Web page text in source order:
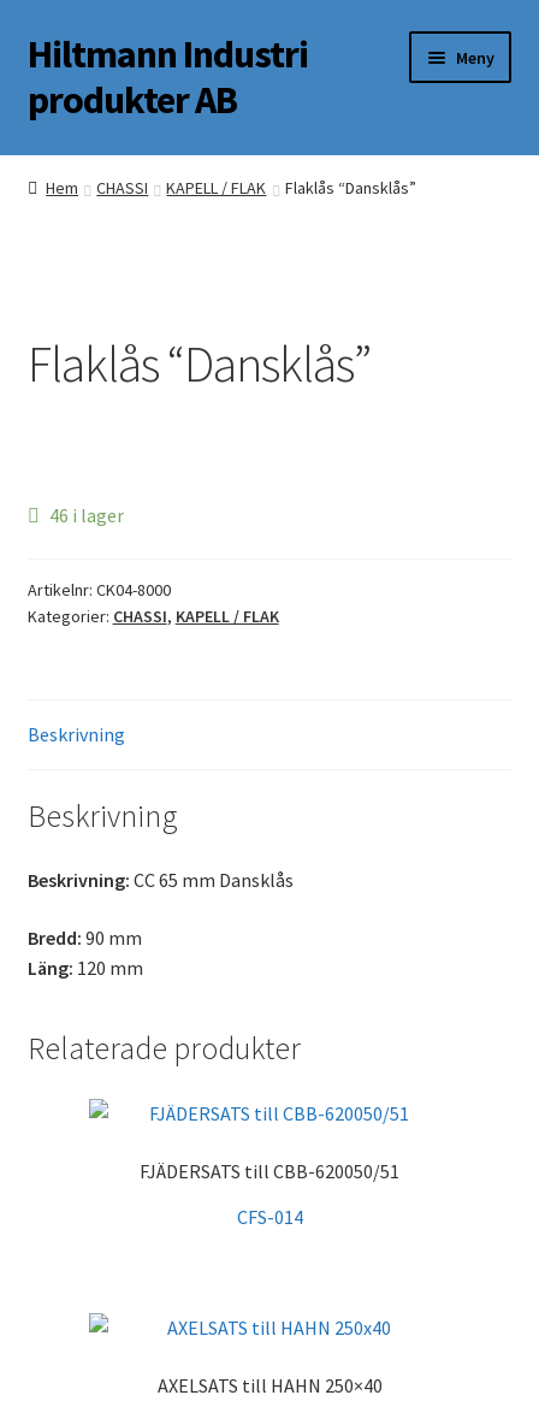
Hoppa
till
navigering
Hoppa
till
innehåll
Hiltmann Industri
produkter AB
Meny
Butik
Hem CHASSI KAPELL / FLAK Flaklås “Dansklås”
Flaklås “Dansklås”
46 i lager
Artikelnr: CK04-8000
Kategorier: CHASSI, KAPELL / FLAK
Beskrivning
Beskrivning
Beskrivning: CC 65 mm Dansklås
Bredd: 90 mm
Läng: 120 mm
Relaterade produkter
FJÄDERSATS till CBB-620050/51
CFS-014
AXELSATS till HAHN 250×40